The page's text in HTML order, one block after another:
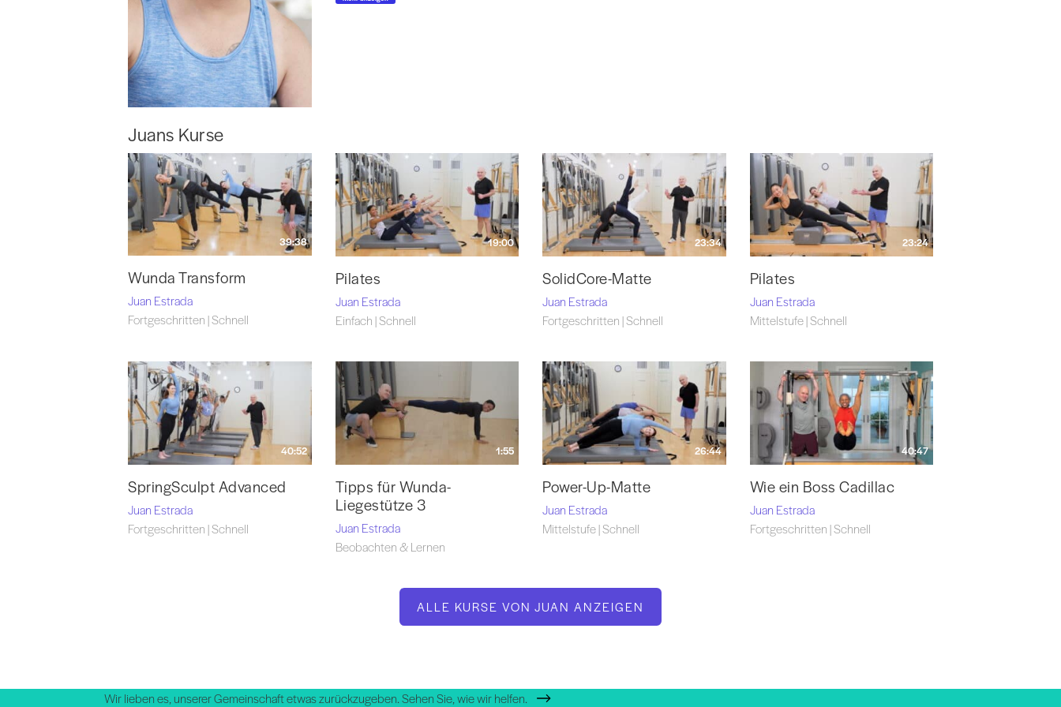
Juans Kurse
39:38
Wunda Transform
Juan Estrada
Fortgeschritten | Schnell
19:00
Pilates
Juan Estrada
Einfach | Schnell
23:34
SolidCore-Matte
Juan Estrada
Fortgeschritten | Schnell
23:24
Pilates
Juan Estrada
Mittelstufe | Schnell
40:52
SpringSculpt Advanced
Juan Estrada
Fortgeschritten | Schnell
1:55
Tipps für Wunda-
Liegestütze 3
Juan Estrada
Beobachten & Lernen
26:44
Power-Up-Matte
Juan Estrada
Mittelstufe | Schnell
40:47
Wie ein Boss Cadillac
Juan Estrada
Fortgeschritten | Schnell
ALLE KURSE VON JUAN ANZEIGEN
Wir lieben es, unserer Gemeinschaft etwas zurückzugeben. Sehen Sie, wie wir helfen.